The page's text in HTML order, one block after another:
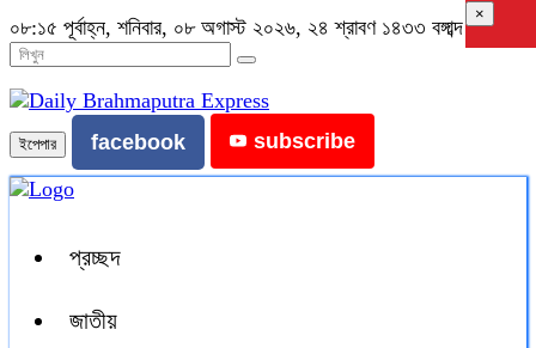
০৮:১৫ পূর্বাহ্ন, শনিবার, ০৮ অগাস্ট ২০২৬, ২৪ শ্রাবণ ১৪৩৩ বঙ্গাব্দ
ইপেপার facebook subscribe
প্রচ্ছদ
জাতীয়
×